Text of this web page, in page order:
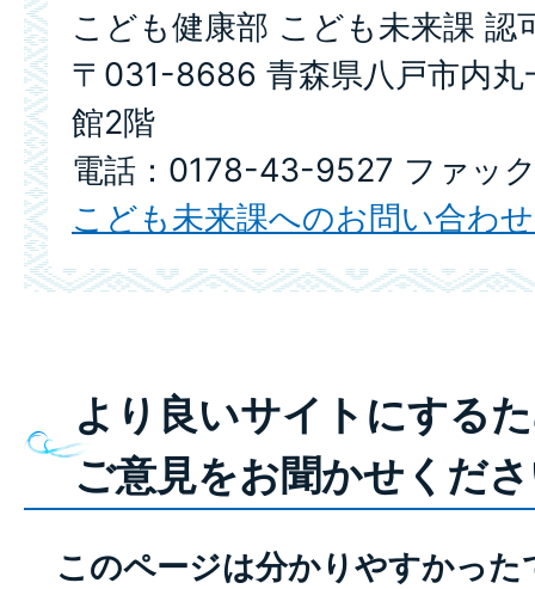
こども健康部 こども未来課 認
〒031-8686 青森県八戸市内丸
館2階
電話：0178-43-9527 ファッ
こども未来課へのお問い合わ
より良いサイトにする
ご意見をお聞かせくだ
このページは分かりやすかっ